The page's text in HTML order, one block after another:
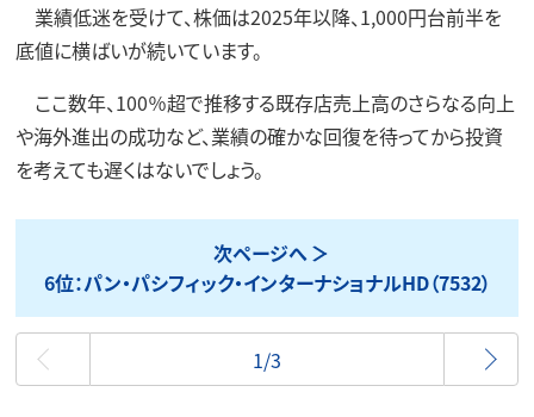
業績低迷を受けて、株価は2025年以降、1,000円台前半を
底値に横ばいが続いています。
ここ数年、100％超で推移する既存店売上高のさらなる向上
や海外進出の成功など、業績の確かな回復を待ってから投資
を考えても遅くはないでしょう。
次ページへ
6位：パン・パシフィック・インターナショナルHD（7532）
最初
1/3